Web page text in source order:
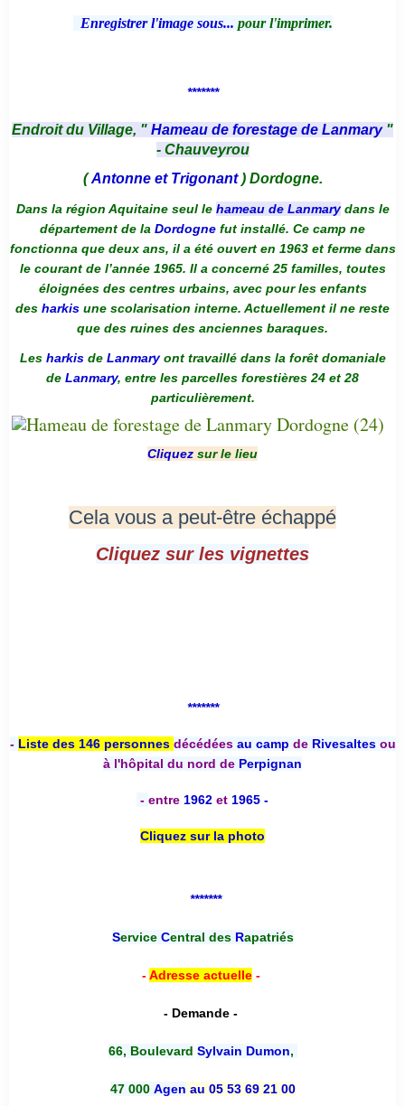
Enregistrer l'image sous... pour l'imprimer.
*******
Endroit du Village, " Hameau de forestage de Lanmary "
- Chauveyrou
(Antonne et Trigonant) Dordogne.
Dans la région Aquitaine seul le hameau de Lanmarydans le
département de la Dordogne fut installé. Ce camp ne
fonctionna que deux ans, il a été ouvert en 1963 et ferme dans
le courant de l’année 1965. Il a concerné 25 familles, toutes
éloignées des centres urbains, avec pour les enfants
des harkis une scolarisation interne. Actuellement il ne reste
que des ruines des anciennes baraques.
Les harkis de Lanmaryont travaillé dans la forêt domaniale
de Lanmary, entre les parcelles forestières 24 et 28
particulièrement.
Cliquez sur le lieu
Cela vous a peut-être échappé
Cliquez sur les vignettes
*******
- Liste des 146 personnes décédées au camp deRivesaltesou
à l'hôpital du nord de Perpignan
- entre 1962 et 1965 -
Cliquez sur la photo
*******
Service Central desRapatriés
-Adresse actuelle-
- Demande -
66, Boulevard Sylvain Dumon,
47 000 Agen au 05 53 69 21 00